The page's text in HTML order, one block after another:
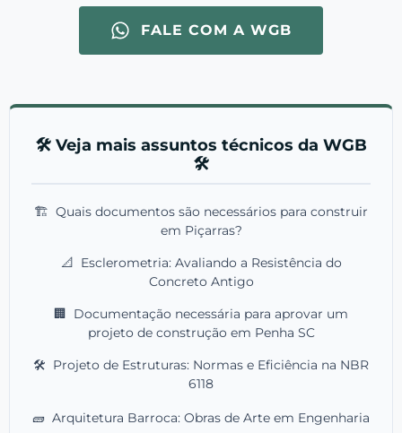
FALE COM A WGB
🛠️ Veja mais assuntos técnicos da WGB
🛠️
🏗️ Quais documentos são necessários para construir
em Piçarras?
📐 Esclerometria: Avaliando a Resistência do
Concreto Antigo
🏢 Documentação necessária para aprovar um
projeto de construção em Penha SC
🛠️ Projeto de Estruturas: Normas e Eficiência na NBR
6118
🧱 Arquitetura Barroca: Obras de Arte em Engenharia